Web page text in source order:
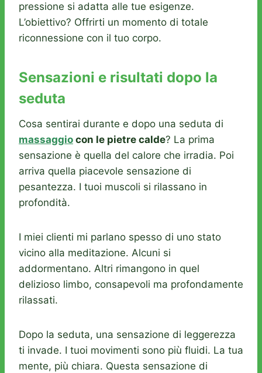
pressione si adatta alle tue esigenze.
L’obiettivo? Offrirti un momento di totale
riconnessione con il tuo corpo.
Sensazioni e risultati dopo la
seduta
Cosa sentirai durante e dopo una seduta di
massaggio con le pietre calde? La prima
sensazione è quella del calore che irradia. Poi
arriva quella piacevole sensazione di
pesantezza. I tuoi muscoli si rilassano in
profondità.
I miei clienti mi parlano spesso di uno stato
vicino alla meditazione. Alcuni si
addormentano. Altri rimangono in quel
delizioso limbo, consapevoli ma profondamente
rilassati.
Dopo la seduta, una sensazione di leggerezza
ti invade. I tuoi movimenti sono più fluidi. La tua
mente, più chiara. Questa sensazione di